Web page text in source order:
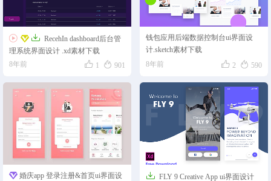
  RecehIn dashboard后台管
理系统界面设计 .xd素材下载
8年前
 1  901
钱包应用后端数据控制台ui界面设
计.sketch素材下载
8年前
 2  590
婚庆app 登录注册&首页ui界面设
 FLY 9 Creative App ui界面设计